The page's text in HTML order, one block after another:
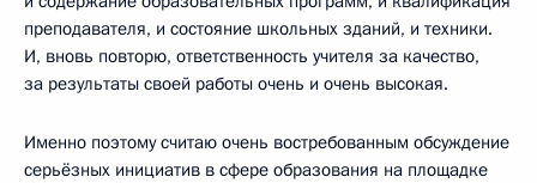
преподавателя, и состояние школьных зданий, и техники.
И, вновь повторю, ответственность учителя за качество,
за результаты своей работы очень и очень высокая.
Именно поэтому считаю очень востребованным обсуждение
серьёзных инициатив в сфере образования на площадке